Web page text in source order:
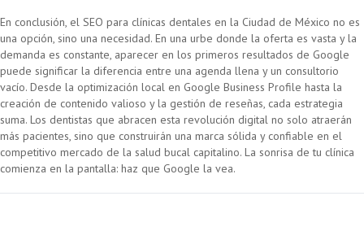
En conclusión, el SEO para clínicas dentales en la Ciudad de México no es
una opción, sino una necesidad. En una urbe donde la oferta es vasta y la
demanda es constante, aparecer en los primeros resultados de Google
puede significar la diferencia entre una agenda llena y un consultorio
vacío. Desde la optimización local en Google Business Profile hasta la
creación de contenido valioso y la gestión de reseñas, cada estrategia
suma. Los dentistas que abracen esta revolución digital no solo atraerán
más pacientes, sino que construirán una marca sólida y confiable en el
competitivo mercado de la salud bucal capitalino. La sonrisa de tu clínica
comienza en la pantalla: haz que Google la vea.